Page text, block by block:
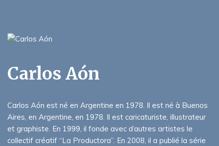
Carlos Aón
Carlos Aón est né en Argentine en 1978. Il est né à Buenos
Aires, en Argentine, en 1978. Il est caricaturiste, illustrateur
et graphiste. En 1999, il fonde avec d’autres artistes le
collectif créatif “La Productora”. En 2008, il a publié la série